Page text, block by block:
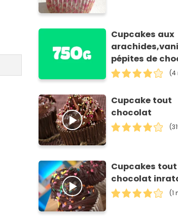
Cupcakes aux
pépites de
(4
Cupcake tout
chocolat
Cupcakes tout
chocolat
(1